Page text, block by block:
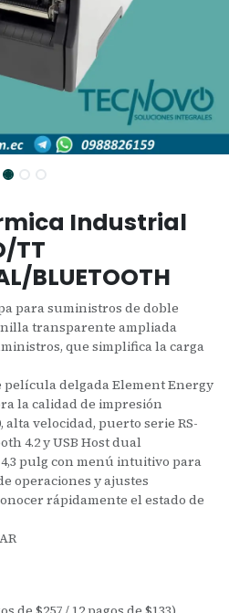
Industrial
TT
BLUETOOTH
para suministros de doble
transparente ampliada
que simplifica la carga
delgada Element Energy
la calidad de impresión
alta velocidad, puerto serie RS-
4.2 y USB Host dual
pulg con menú intuitivo para
operaciones y ajustes
rápidamente el estado de